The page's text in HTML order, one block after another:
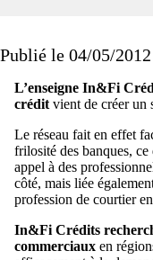
Publié le 04/05/2012
L’enseigne In&Fi
crédit vient de créer un
Le réseau fait en effet
frilosité des banques,
appel à des
côté, mais liée
profession de courtier
In&Fi Crédits
commerciaux en